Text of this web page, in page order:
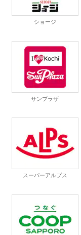
ショージ
サンプラザ
スーパーアルプス